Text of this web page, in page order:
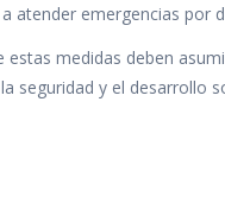
emergencias por
medidas deben
seguridad y el desarrollo